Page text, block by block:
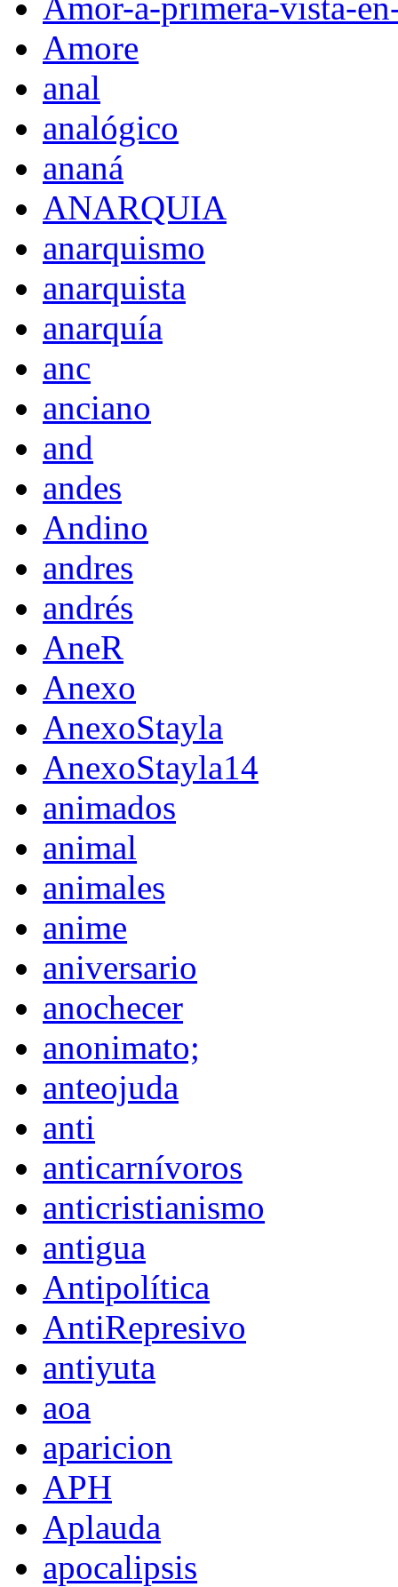
Amor-a-primera-vista-
Amore
anal
analógico
ananá
ANARQUIA
anarquismo
anarquista
anarquía
anc
anciano
and
andes
Andino
andres
andrés
AneR
Anexo
AnexoStayla
AnexoStayla14
animados
animal
animales
anime
aniversario
anochecer
anonimato;
anteojuda
anti
anticarnívoros
anticristianismo
antigua
Antipolítica
AntiRepresivo
antiyuta
aoa
aparicion
APH
Aplauda
apocalipsis